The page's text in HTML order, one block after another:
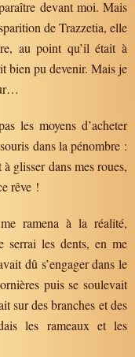
devant moi. Mais
de Trazzetia, elle
au point qu’il était à
bien pu devenir. Mais je
les moyens d’acheter
dans la pénombre :
glisser dans mes roues,
rêve !
ramena à la réalité,
serrai les dents, en me
dû s’engager dans le
puis se soulevait
sur des branches et des
les rameaux et les